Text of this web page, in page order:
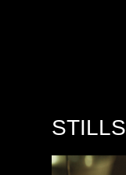
STILLS